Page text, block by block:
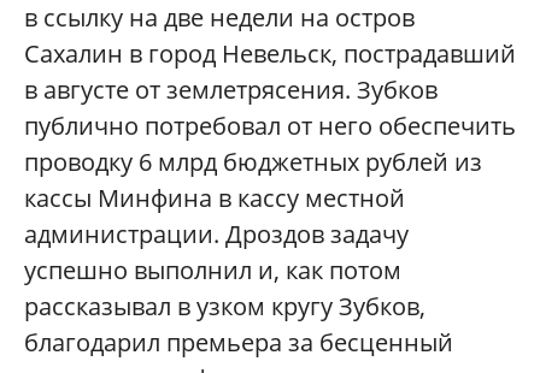
в ссылку на две недели на остров
Сахалин в город Невельск, пострадавший
в августе от землетрясения. Зубков
публично потребовал от него обеспечить
проводку 6 млрд бюджетных рублей из
кассы Минфина в кассу местной
администрации. Дроздов задачу
успешно выполнил и, как потом
рассказывал в узком кругу Зубков,
благодарил премьера за бесценный